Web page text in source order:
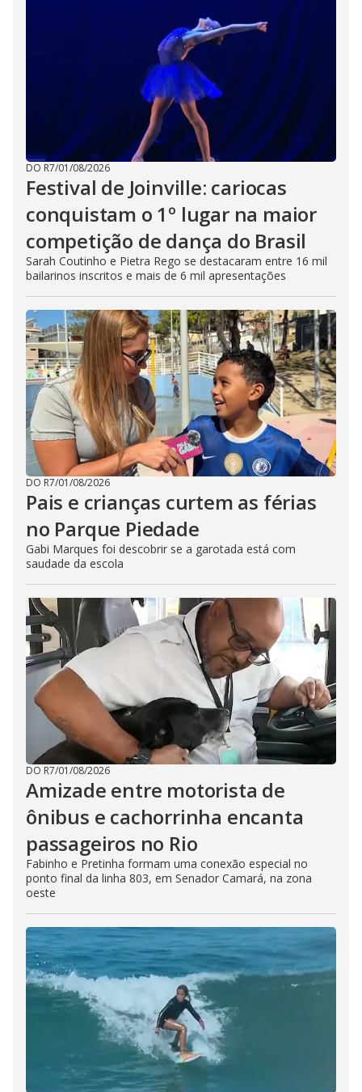
DO R7/01/08/2026
Festival de Joinville: cariocas
conquistam o 1º lugar na maior
competição de dança do Brasil
Sarah Coutinho e Pietra Rego se destacaram entre 16 mil
bailarinos inscritos e mais de 6 mil apresentações
DO R7/01/08/2026
Pais e crianças curtem as férias
no Parque Piedade
Gabi Marques foi descobrir se a garotada está com
saudade da escola
DO R7/01/08/2026
Amizade entre motorista de
ônibus e cachorrinha encanta
passageiros no Rio
Fabinho e Pretinha formam uma conexão especial no
ponto final da linha 803, em Senador Camará, na zona
oeste